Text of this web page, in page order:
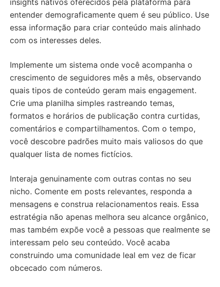
insights nativos oferecidos pela plataforma para
entender demograficamente quem é seu público. Use
essa informação para criar conteúdo mais alinhado
com os interesses deles.
Implemente um sistema onde você acompanha o
crescimento de seguidores mês a mês, observando
quais tipos de conteúdo geram mais engagement.
Crie uma planilha simples rastreando temas,
formatos e horários de publicação contra curtidas,
comentários e compartilhamentos. Com o tempo,
você descobre padrões muito mais valiosos do que
qualquer lista de nomes fictícios.
Interaja genuinamente com outras contas no seu
nicho. Comente em posts relevantes, responda a
mensagens e construa relacionamentos reais. Essa
estratégia não apenas melhora seu alcance orgânico,
mas também expõe você a pessoas que realmente se
interessam pelo seu conteúdo. Você acaba
construindo uma comunidade leal em vez de ficar
obcecado com números.